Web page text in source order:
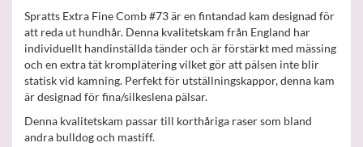
Spratts Extra Fine Comb #73 är en fintandad kam designad för
att reda ut hundhår. Denna kvalitetskam från England har
individuellt handinställda tänder och är förstärkt med mässing
och en extra tät kromplätering vilket gör att pälsen inte blir
statisk vid kamning. Perfekt för utställningskappor, denna kam
är designad för fina/silkeslena pälsar.
Denna kvalitetskam passar till korthåriga raser som bland
andra bulldog och mastiff.